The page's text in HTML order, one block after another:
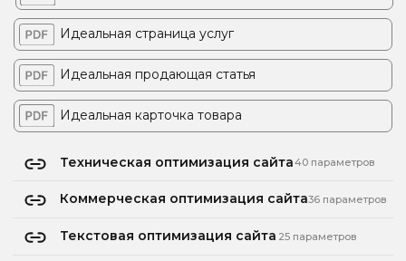
АРТЁМ МАРКЕЛОВ
АГЕНТСТВА «ИНЖЕНЕРЫ
YOUTUBE-ПОДКАСТ
Получить через бот в ТГ
36 параметров
60 аспектов
Коммерческая оптимизация сайта
Текстовая оптимизация сайта
UX-оптимизация сайта